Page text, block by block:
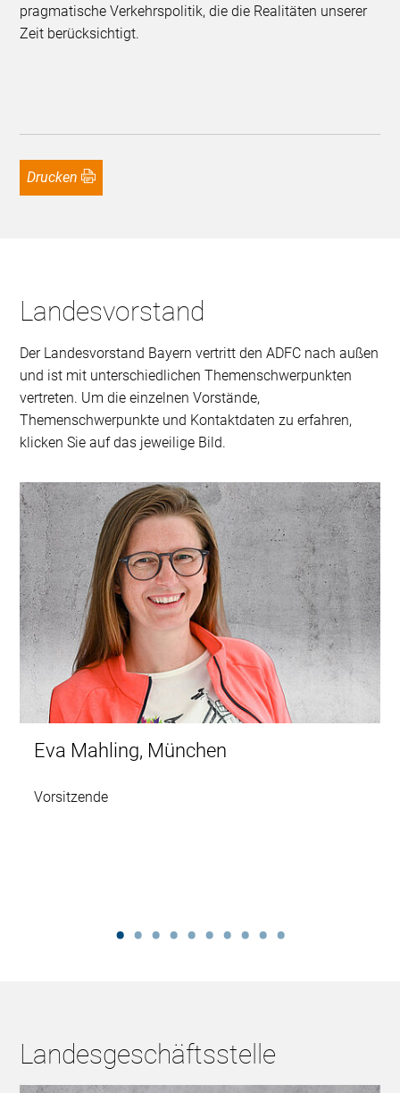
pragmatische Verkehrspolitik, die die Realitäten unserer
Zeit berücksichtigt.
Drucken
Landesvorstand
Der Landesvorstand Bayern vertritt den ADFC nach außen
und ist mit unterschiedlichen Themenschwerpunkten
vertreten. Um die einzelnen Vorstände,
Themenschwerpunkte und Kontaktdaten zu erfahren,
klicken Sie auf das jeweilige Bild.
Eva Mahling, München
Vorsitzende
Landesgeschäftsstelle